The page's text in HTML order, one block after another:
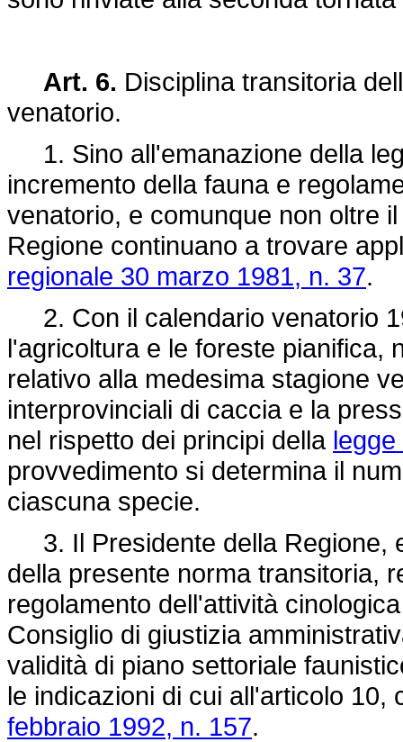
Art. 6. Disciplina transitoria
venatorio.
1. Sino all'emanazione della
incremento della fauna e
venatorio, e comunque non oltre
Regione continuano a trovare
regionale 30 marzo 1981, n. 37.
2. Con il calendario venatorio
l'agricoltura e le foreste pianifica,
relativo alla medesima stagione
interprovinciali di caccia e la
nel rispetto dei principi della
provvedimento si determina il
ciascuna specie.
3. Il Presidente della Regione,
della presente norma transitoria,
regolamento dell'attività
Consiglio di giustizia
validità di piano settoriale
le indicazioni di cui all'articolo
febbraio 1992, n. 157.